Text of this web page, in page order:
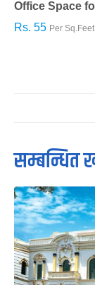
Office Space
Rs. 55 Per Sq.Feet
सम्बन्धित